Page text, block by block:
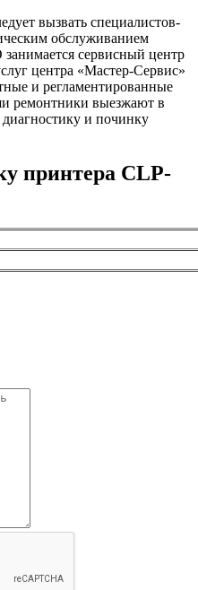
вызвать специалистов-
обслуживанием
сервисный центр
центра «Мастер-Сервис»
и регламентированные
ремонтники выезжают в
и починку
принтера CLP-